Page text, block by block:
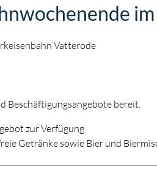
Vatterode
Beschäftigungsangebote bereit.
zur Verfügung
Getränke sowie Bier und